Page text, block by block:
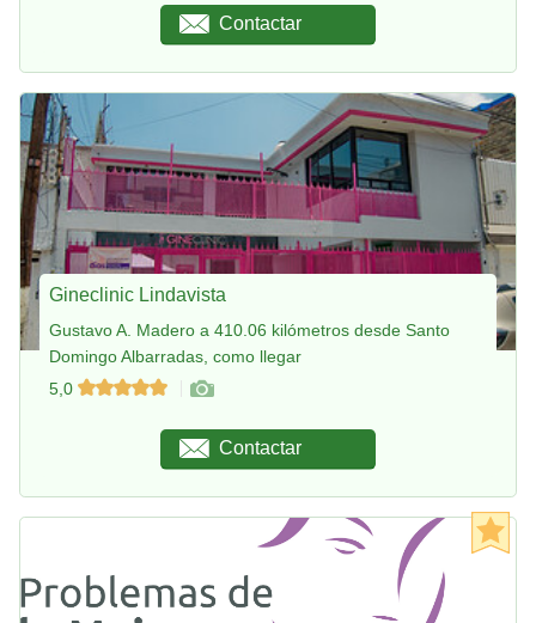
Contactar
Gineclinic Lindavista
Gustavo A. Madero a 410.06 kilómetros desde Santo
Domingo Albarradas, como llegar
5,0
Contactar